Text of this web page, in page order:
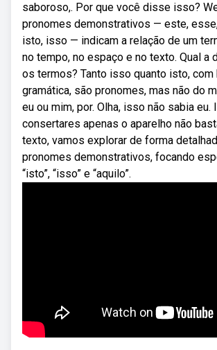
saboroso,. Por que você disse isso?
pronomes demonstrativos — este,
isto, isso — indicam a relação de um
no tempo, no espaço e no texto. Qual a
os termos? Tanto isso quanto isto, com
gramática, são pronomes, mas não do
eu ou mim, por. Olha, isso não sabia eu.
consertares apenas o aparelho não
texto, vamos explorar de forma
pronomes demonstrativos, focando
“isto”, “isso” e “aquilo”.